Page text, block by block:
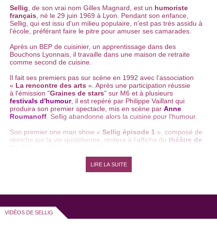
Sellig , de son vrai nom Gilles Magnard, est un humoriste
français , né le 29 juin 1969 à Lyon. Pendant son enfance,
Sellig, qui est issu d'un milieu populaire, n'est pas très assidu à
l'école, préférant faire le pitre pour amuser ses camarades.
Après un BEP de cuisinier, un apprentissage dans des
Bouchons Lyonnais, il travaille dans une maison de retraite
comme second de cuisine.
Il fait ses premiers pas sur scène en 1992 avec l’association
« La rencontre des arts ». Après une participation réussie
à l'émission "Graines de stars" sur M6 et à plusieurs
festivals d'humour, il est repéré par Philippe Vaillant qui
produira son premier spectacle, mis en scène par Anne
Roumanoff . Sellig abandonne alors la cuisine pour l'humour.
Son premier one man show « Sellig épisode 1 », composé de
sketchs sur la vie quotidienne, restera à l’affiche du théâtre de
Ses personnages d'authentiques français moyens confrontés
aux épreuves de la vie quotidienne (mariage, déménagement,
une galerie de personnages savoureux (Son beau-frère
spectacle en spectacle. "
s'amuse cet observateur attentif du quotidien. Sellig s'est
LIRE LA SUITE
VIDÉOS DE SELLIG